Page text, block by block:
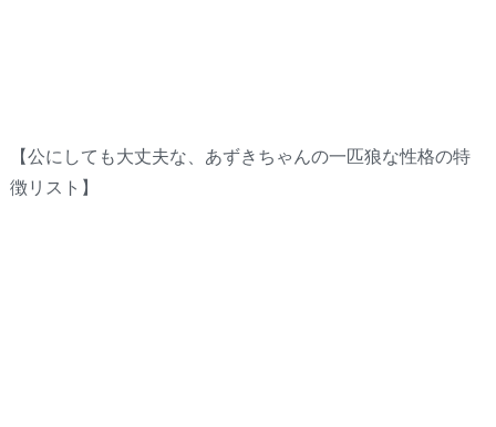
【公にしても大丈夫な、あずきちゃんの一匹狼な性格の特
徴リスト】